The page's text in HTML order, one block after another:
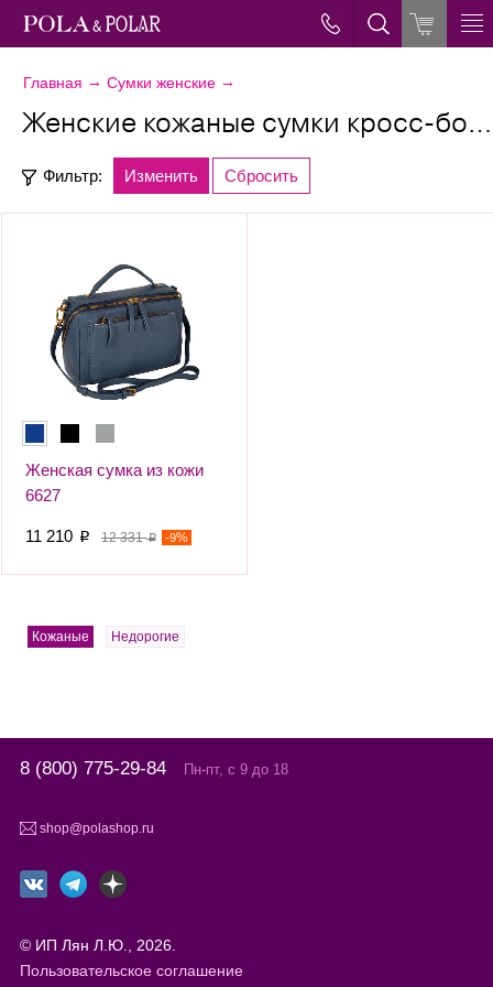
Главная → Сумки женские →
Женские кожаные сумки кросс-боди
Фильтр: Изменить Сбросить
Женская сумка из кожи
6627
-9%
12 331p
11 210 p
Кожаные Недорогие
8 (800) 775-29-84 Пн-пт, с 9 до 18
shop@polashop.ru
© ИП Лян Л.Ю., 2026.
Пользовательское соглашение